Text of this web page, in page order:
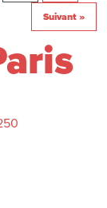
Suivant »